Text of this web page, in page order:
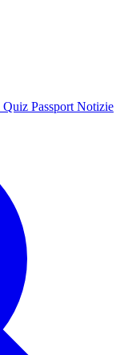
Quiz Passport Notizie